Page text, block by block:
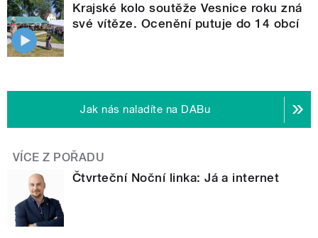
Krajské kolo soutěže Vesnice roku zná
své vítěze. Ocenění putuje do 14 obcí
Jak nás naladíte na DABu
VÍCE Z POŘADU
Čtvrteční Noční linka: Já a internet